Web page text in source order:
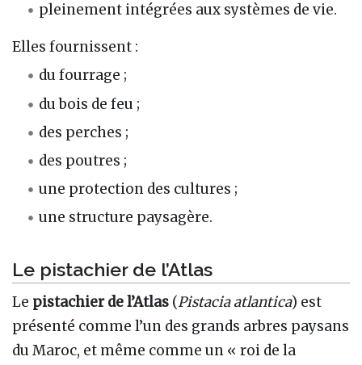
pleinement intégrées aux systèmes de vie.
Elles fournissent :
du fourrage ;
du bois de feu ;
des perches ;
des poutres ;
une protection des cultures ;
une structure paysagère.
Le pistachier de l’Atlas
Le pistachier de l’Atlas (Pistacia atlantica) est
présenté comme l’un des grands arbres paysans
du Maroc, et même comme un « roi de la